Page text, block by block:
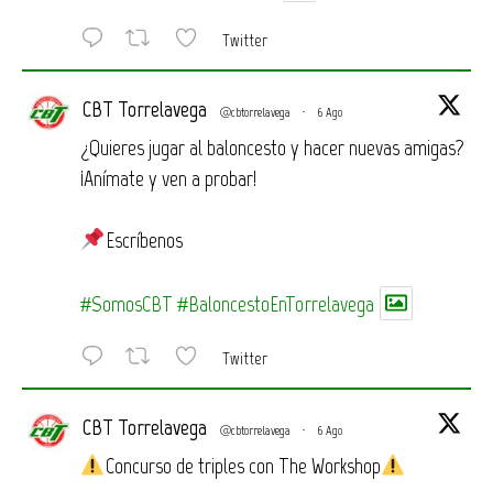
Twitter
CBT Torrelavega @cbtorrelavega · 6 Ago
¿Quieres jugar al baloncesto y hacer nuevas amigas?
¡Anímate y ven a probar!
Escríbenos
#SomosCBT #BaloncestoEnTorrelavega
Twitter
CBT Torrelavega @cbtorrelavega · 6 Ago
Concurso de triples con The Workshop